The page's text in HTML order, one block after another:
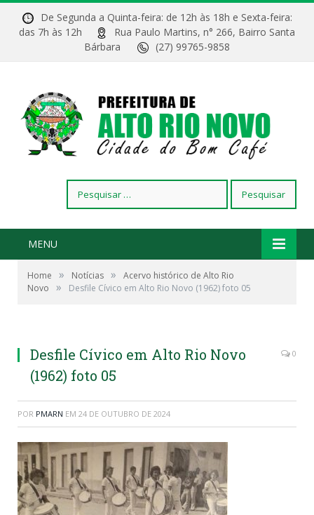
De Segunda a Quinta-feira: de 12h às 18h e Sexta-feira:
das 7h às 12h
Rua Paulo Martins, n° 266, Bairro Santa
Bárbara
(27) 99765-9858
por:
MENU
Home » Notícias »
Acervo histórico de Alto Rio
Novo
» Desfile Cívico em Alto Rio Novo (1962) foto 05
Desfile Cívico em Alto Rio Novo
(1962) foto 05
0
POR PMARN EM 24 DE OUTUBRO DE 2024